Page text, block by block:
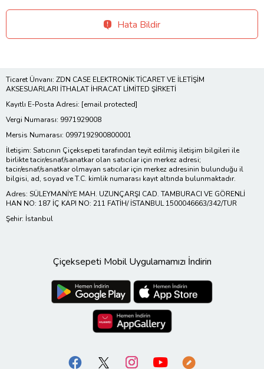
Hata Bildir
Ticaret Ünvanı: ZDN CASE ELEKTRONİK TİCARET VE İLETİŞİM
AKSESUARLARI İTHALAT İHRACAT LİMİTED ŞİRKETİ
Kayıtlı E-Posta Adresi: [email protected]
Vergi Numarası: 9971929008
Mersis Numarası: 0997192900800001
İletişim: Satıcının Çiçeksepeti tarafından teyit edilmiş iletişim bilgileri ile
birlikte tacir/esnaf/sanatkar olan satıcılar için merkez adresi;
tacir/esnaf/sanatkar olmayan satıcılar için merkez adresinin bulunduğu il
bilgisi, ad, soyad ve T.C. kimlik numarası kayıt altında bulunmaktadır.
Adres: SÜLEYMANİYE MAH. UZUNÇARŞI CAD. TAMBURACI VE GÖRENLİ
HAN NO: 187 İÇ KAPI NO: 211 FATİH/ İSTANBUL 1500046663/342/TUR
Şehir: İstanbul
Çiçeksepeti Mobil Uygulamamızı İndirin